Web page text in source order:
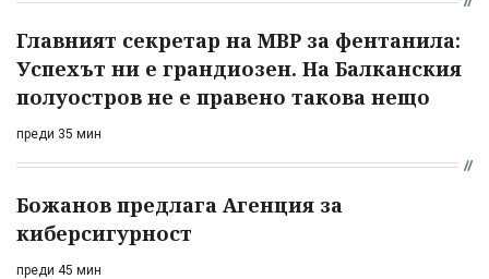
Главният секретар на МВР за фентанила:
Успехът ни е грандиозен. На Балканския
полуостров не е правено такова нещо
преди 35 мин
Божанов предлага Агенция за
киберсигурност
преди 45 мин